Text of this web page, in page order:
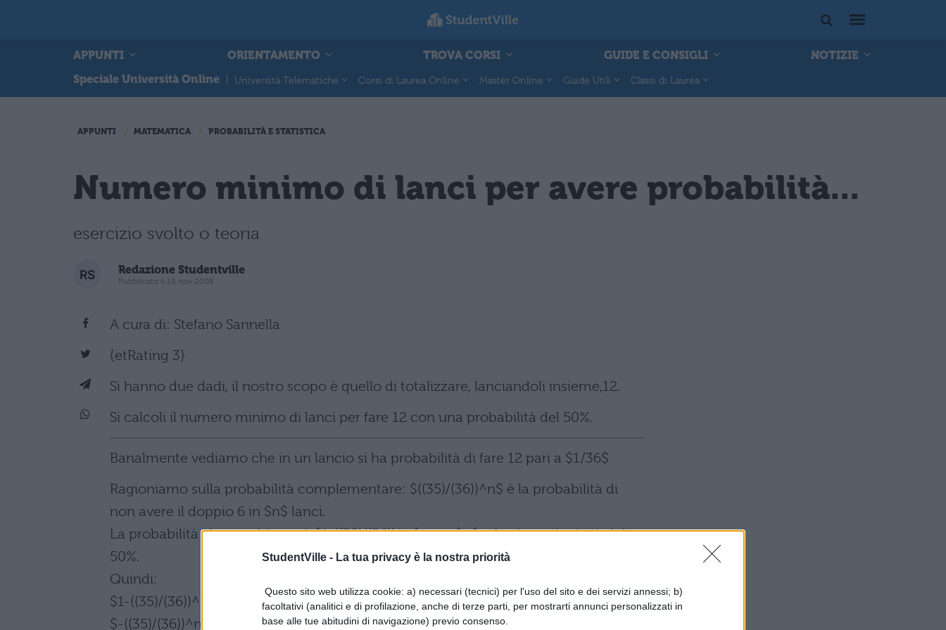
StudentVille - La tua privacy è la nostra priorità
Questo sito web utilizza cookie: a) necessari (tecnici) per l'uso del sito e dei servizi annessi; b)
facoltativi (analitici e di profilazione, anche di terze parti, per mostrarti annunci personalizzati in
base alle tue abitudini di navigazione) previo consenso.
APPUNTI ORIENTAMENTO TROVA CORSI GUIDE E CONSIGLI
NOTIZIE
Speciale Università Online
Università Telematiche Corsi di Laurea Online Master Online Guide Utili Classi di Laurea
APPUNTI MATEMATICA PROBABILITÀ E STATISTICA
Numero minimo di lanci per avere probabilità...
esercizio svolto o teoria
Redazione Studentville
Pubblicato il 18 nov 2008
A cura di: Stefano Sannella
{etRating 3}
Si hanno due dadi, il nostro scopo è quello di totalizzare, lanciandoli insieme,12.
Si calcoli il numero minimo di lanci per fare 12 con una probabilità del 50%.
Banalmente vediamo che in un lancio si ha probabilità di fare 12 pari a $1/36$
Ragioniamo sulla probabilità complementare: $((35)/(36))^n$ è la probabilità di
non avere il doppio 6 in $n$ lanci.
La probabilità che cerchiamo è $1-((35)/(36))^n$, con $n$ tale che ottieni più del
50%.
Quindi:
$1-((35)/(36))^n>0.50$
$-((35)/(36))^n>0.50-1=-0.50$